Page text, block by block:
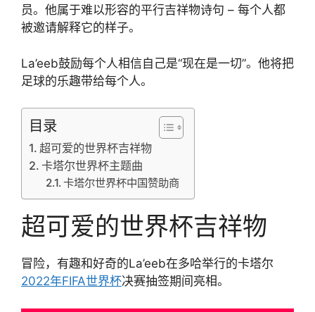
员。他属于难以形容的平行吉祥物诗句 – 每个人都
被邀请解释它的样子。
La’eeb鼓励每个人相信自己是“现在是一切”。他将把
足球的乐趣带给每个人。
目录
超可爱的世界杯吉祥物
卡塔尔世界杯主题曲
卡塔尔世界杯中国赞助商
超可爱的世界杯吉祥物
冒险，有趣和好奇的La’eeb在多哈举行的卡塔尔
2022年FIFA世界杯决赛抽签期间亮相。